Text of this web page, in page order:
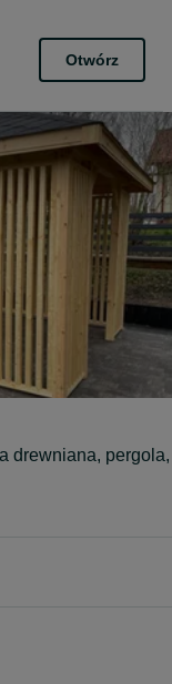
Otwórz
drewniana, pergola,